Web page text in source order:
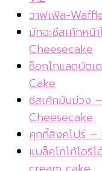
วาฟเฟิล-
มัทฉะชีสเค้กห
Cheesecake
ช็อกโกแลตบัต
Cake
ชีสเค้กมันม่วง
Cheesecake
คุกกี้สิงคโปร์ –
แบล็คโกโก้โอ